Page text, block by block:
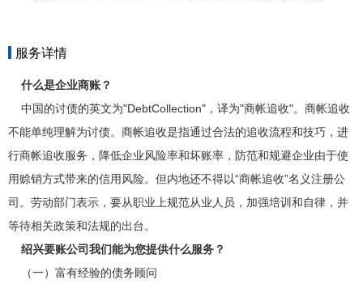
服务详情
什么是企业商账？
中国的讨债的英文为"DebtCollection"，译为"商帐追收"。商帐追收
不能单纯理解为讨债。商帐追收是指通过合法的追收流程和技巧，进
行商帐追收服务，降低企业风险率和坏账率，防范和规避企业由于使
用赊销方式带来的信用风险。但内地还不得以“商帐追收”名义注册公
司。劳动部门表示，要从职业上规范从业人员，加强培训和自律，并
等待相关政策和法规的出台。
绍兴要账公司我们能为您提供什么服务？
（一）富有经验的债务顾问